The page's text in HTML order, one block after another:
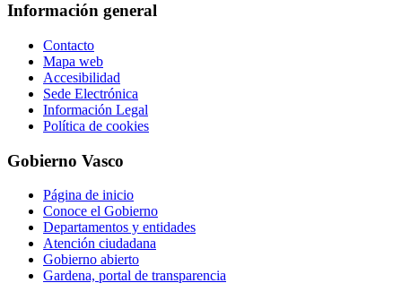
Información general
Contacto
Mapa web
Accesibilidad
Sede Electrónica
Información Legal
Política de cookies
Gobierno Vasco
Página de inicio
Conoce el Gobierno
Departamentos y entidades
Atención ciudadana
Gobierno abierto
Gardena, portal de transparencia